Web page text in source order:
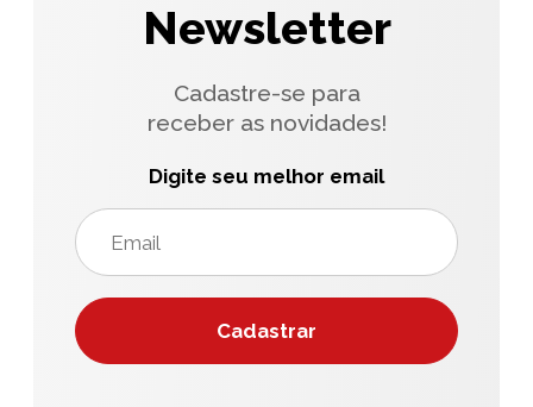
Newsletter
Cadastre-se para
receber as novidades!
Digite seu melhor email